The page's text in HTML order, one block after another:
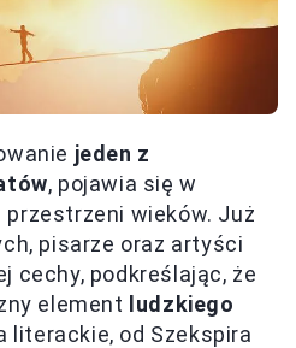
jeden z
, pojawia się w
wieków. Już
pisarze oraz artyści
cechy, podkreślając, że
element ludzkiego
literackie, od Szekspira